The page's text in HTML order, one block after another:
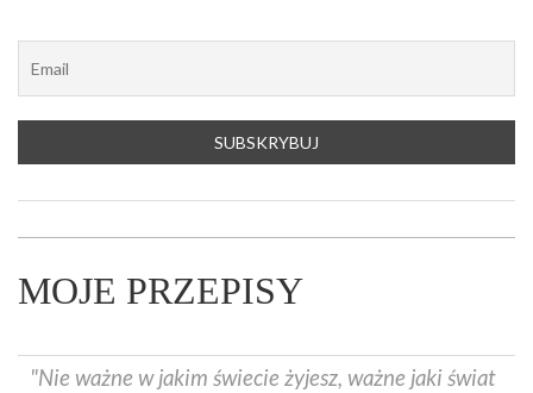
MOJE PRZEPISY
"Nie ważne w jakim świecie żyjesz, ważne jaki świat